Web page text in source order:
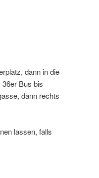
dann in die
Bus bis
dann rechts
lassen, falls